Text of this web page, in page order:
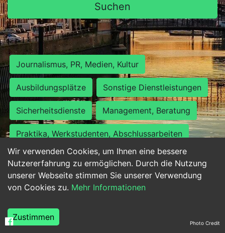
Wir verwenden Cookies, um Ihnen eine bessere
Nutzererfahrung zu ermöglichen. Durch die Nutzung
unserer Webseite stimmen Sie unserer Verwendung
von Cookies zu. Mehr Informationen
Zustimmen
Suchen
Journalismus, PR, Medien, Kultur
Ausbildungsplätze Sonstige Dienstleistungen
Sicherheitsdienste Management, Beratung
Praktika, Werkstudenten, Abschlussarbeiten
Personalwesen Assistenz, Sekretariat
Hilfskräfte, Aushilfs- und Nebenjobs
Weiterbildung, Studium, duale Ausbildung Photo Credit